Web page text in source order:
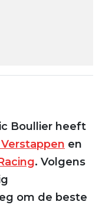
Boullier heeft
en
. Volgens
om de beste